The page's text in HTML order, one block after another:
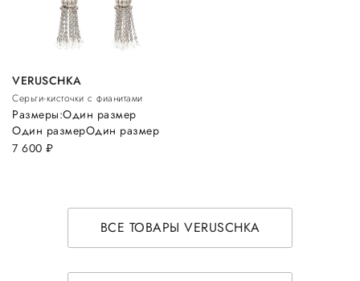
VERUSCHKA
Серьги-кисточки с фианитами
7 600 руб.
Размеры:Один размер
Один размерОдин размер
ВСЕ ТОВАРЫ VERUSCHKA